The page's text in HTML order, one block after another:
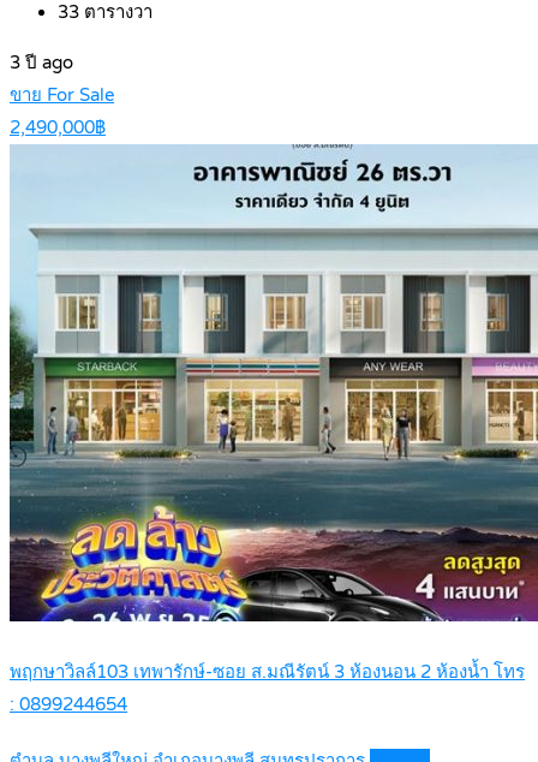
33 ตารางวา
3 ปี ago
ขาย For Sale
2,490,000฿
พฤกษาวิลล์103 เทพารักษ์-ซอย ส.มณีรัตน์ 3 ห้องนอน 2 ห้องน้ำ โทร
: 0899244654